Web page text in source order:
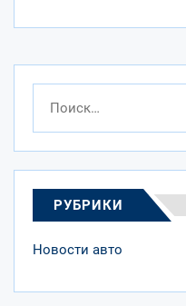
РУБРИКИ
Новости авто